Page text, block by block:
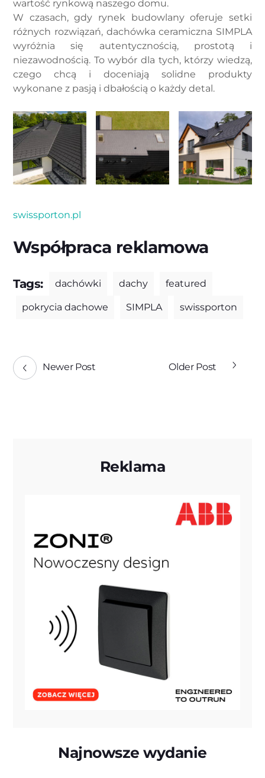
wartość rynkową naszego domu.
W czasach, gdy rynek budowlany oferuje setki
różnych rozwiązań, dachówka ceramiczna SIMPLA
wyróżnia się autentycznością, prostotą i
niezawodnością. To wybór dla tych, którzy wiedzą,
czego chcą i doceniają solidne produkty
wykonane z pasją i dbałością o każdy detal.
swissporton.pl
Współpraca reklamowa
Tags: dachówki dachy featured
pokrycia dachowe SIMPLA swissporton
Newer Post Older Post
Reklama
Najnowsze wydanie